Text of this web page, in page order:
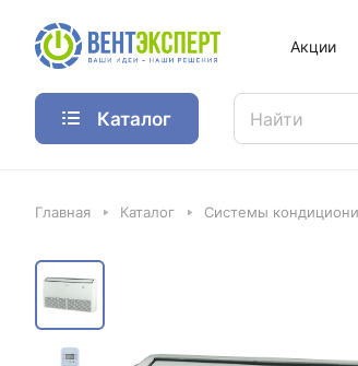
Акции
Каталог
Главная Каталог Системы